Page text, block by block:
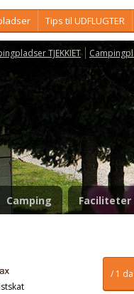
Tips til UDFLUGTER
TJEKKIET
Camping Faciliteter
/ 1